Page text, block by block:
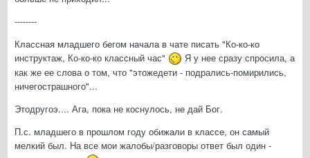
--------
Классная младшего бегом начала в чате писать "Ко-ко-ко
инструктаж, Ко-ко-ко классный час"
Я у нее сразу спросила, а
как же ее слова о том, что "этожедети - подрались-помирились,
ничегострашного"...
Этодругоэ.... Ага, пока не коснулось, не дай Бог.
П.с. младшего в прошлом году обижали в классе, он самый
мелкий был. На все мои жалобы/разговоры ответ был один -